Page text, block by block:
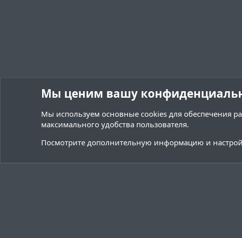
Ресурсы
Мы ценим вашу
Мы используем основные cookies для обеспечения
максимального удобства пользователя.
Посмотрите дополнительную информацию и